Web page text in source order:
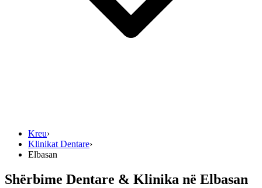
Kreu›
Klinikat Dentare›
Elbasan
Shërbime Dentare & Klinika në Elbasan